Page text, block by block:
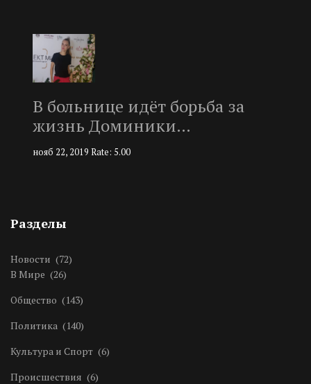
В больнице идёт борьба за
жизнь Доминики…
нояб 22, 2019 Rate: 5.00
Разделы
Новости (72)
В Мире (26)
Общество (143)
Политика (140)
Культура и Спорт (6)
Происшествия (6)